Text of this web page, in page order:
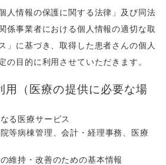
人情報の保護に関する法律」及び同法
係事業者における個人情報の適切な取
」に基づき、取得した患者さんの個人
の目的に利用させていただきます。
用（医療の提供に必要な場
る医療サービス
等病棟管理、会計・経理事務、医療
維持・改善のための基本情報